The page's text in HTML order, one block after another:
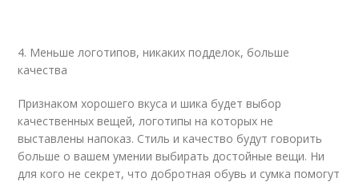
4. Меньше логотипов, никаких подделок, больше
качества
Признаком хорошего вкуса и шика будет выбор
качественных вещей, логотипы на которых не
выставлены напоказ. Стиль и качество будут говорить
больше о вашем умении выбирать достойные вещи. Ни
для кого не секрет, что добротная обувь и сумка помогут